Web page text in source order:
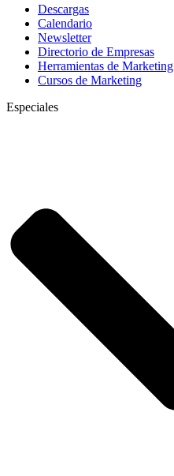
Descargas
Calendario
Newsletter
Directorio de Empresas
Herramientas de Marketing
Cursos de Marketing
Especiales